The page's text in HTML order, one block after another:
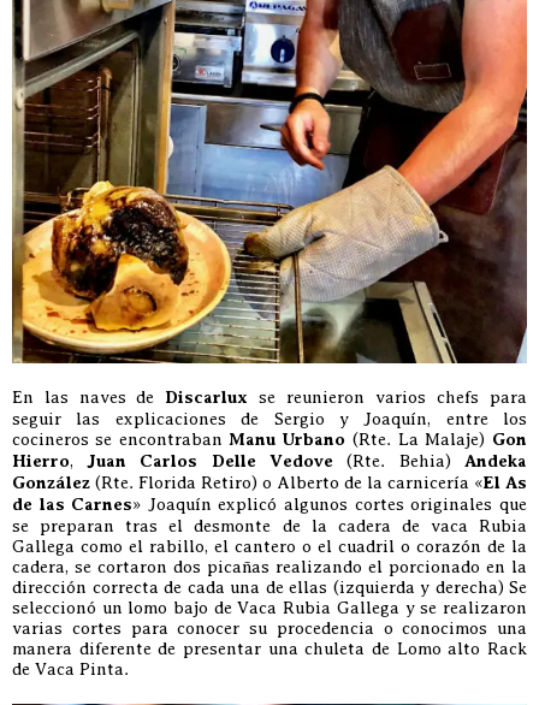
En las naves de Discarlux se reunieron varios chefs para
seguir las explicaciones de Sergio y Joaquín, entre los
cocineros se encontraban Manu Urbano (Rte. La Malaje) Gon
Hierro, Juan Carlos Delle Vedove (Rte. Behia) Andeka
González (Rte. Florida Retiro) o Alberto de la carnicería «El As
de las Carnes» Joaquín explicó algunos cortes originales que
se preparan tras el desmonte de la cadera de vaca Rubia
Gallega como el rabillo, el cantero o el cuadril o corazón de la
cadera, se cortaron dos picañas realizando el porcionado en la
dirección correcta de cada una de ellas (izquierda y derecha) Se
seleccionó un lomo bajo de Vaca Rubia Gallega y se realizaron
varias cortes para conocer su procedencia o conocimos una
manera diferente de presentar una chuleta de Lomo alto Rack
de Vaca Pinta.